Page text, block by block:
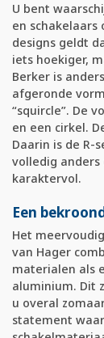
U bent
en schakelaars
designs geldt
iets hoekiger,
Berker is
afgeronde
“squircle”. De
en een cirkel.
Daarin is de R-
volledig anders
karaktervol.
Een
Het
van Hager
materialen als
aluminium. Dit
u overal
statement